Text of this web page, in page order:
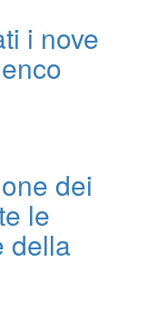
i nove
dei
le
della